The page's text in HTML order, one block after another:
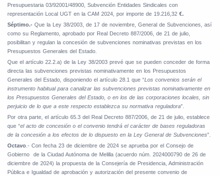
Presupuestaria 03/92001/48900, Subvención Entidades Sindicales con
representación Local UGT en la CAM 2024, por importe de 19.216,32 €.
Séptimo.- Que la Ley 38/2003, de 17 de noviembre, General de Subvenciones, así
como su Reglamento, aprobado por Real Decreto 887/2006, de 21 de julio,
posibilitan y regulan la concesión de subvenciones nominativas previstas en los
Presupuestos Generales del Estado.
Que el artículo 22.2.a) de la Ley 38/2003 prevé que se pueden conceder de forma
directa las subvenciones previstas nominativamente en los Presupuestos
Generales del Estado, disponiendo el artículo 28.1 que “Los convenios serán el
instrumento habitual para canalizar las subvenciones previstas nominativamente en
los Presupuestos Generales del Estado, o en los de las corporaciones locales, sin
perjuicio de lo que a este respecto establezca su normativa reguladora”.
Por otra parte, el artículo 65.3 del Real Decreto 887/2006, de 21 de julio, establece
que “el acto de concesión o el convenio tendrá el carácter de bases reguladoras
de la concesión a los efectos de lo dispuesto en la Ley General de Subvenciones”.
Octavo .- Con fecha 23 de diciembre de 2024 se aprueba por el Consejo de
Gobierno
de la Ciudad Autónoma de Melilla (acuerdo núm. 2024000790 de 26 de
diciembre de 2024) la propuesta de la Consejería de Presidencia, Administración
Pública e Igualdad de aprobación y autorización del presente convenio de